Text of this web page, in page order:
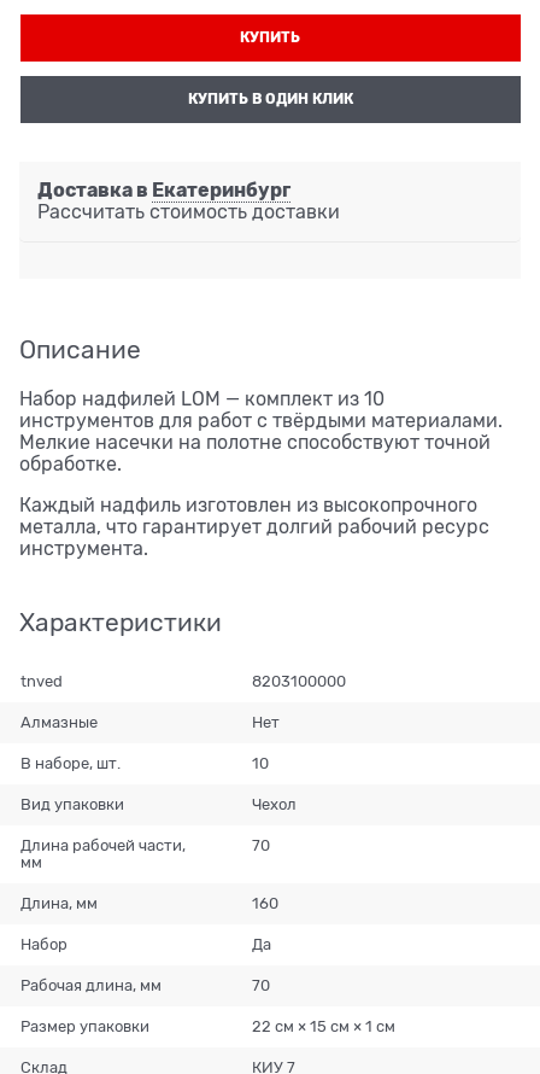
КУПИТЬ
КУПИТЬ В ОДИН КЛИК
Доставка в Екатеринбург
Рассчитать стоимость доставки
Описание
Набор надфилей LOM — комплект из 10
инструментов для работ с твёрдыми материалами.
Мелкие насечки на полотне способствуют точной
обработке.
Каждый надфиль изготовлен из высокопрочного
металла, что гарантирует долгий рабочий ресурс
инструмента.
Характеристики
tnved 8203100000
Алмазные Нет
В наборе, шт. 10
Вид упаковки Чехол
Длина рабочей части,
мм
70
Длина, мм 160
Набор Да
Рабочая длина, мм 70
Размер упаковки 22 см × 15 см × 1 см
Склад КИУ 7